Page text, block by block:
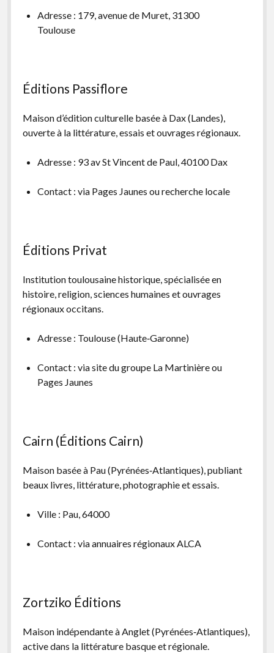
Adresse : 179, avenue de Muret, 31300
Toulouse
Éditions Passiflore
Maison d’édition culturelle basée à Dax (Landes),
ouverte à la littérature, essais et ouvrages régionaux.
Adresse : 93 av St Vincent de Paul, 40100 Dax
Contact : via Pages Jaunes ou recherche locale
Éditions Privat
Institution toulousaine historique, spécialisée en
histoire, religion, sciences humaines et ouvrages
régionaux occitans.
Adresse : Toulouse (Haute‑Garonne)
Contact : via site du groupe La Martinière ou
Pages Jaunes
Cairn (Éditions Cairn)
Maison basée à Pau (Pyrénées‑Atlantiques), publiant
beaux livres, littérature, photographie et essais.
Ville : Pau, 64000
Contact : via annuaires régionaux ALCA
Zortziko Éditions
Maison indépendante à Anglet (Pyrénées‑Atlantiques),
active dans la littérature basque et régionale.